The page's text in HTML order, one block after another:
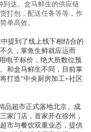
到达。盒马鲜生的供应链
打包，配送任务等等，作
单高效。
提到了线上线下相结合的
久，掌鱼生鲜就应运而
电子标价，绝大所数位预
和盒马鲜生不同，目前掌
打造“中央厨房加工+社区
品超市正式落地北京、成
家门店，首家开在徐州，
市与餐饮双重业态，提供